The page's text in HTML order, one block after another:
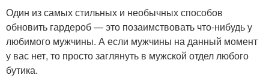
Один из самых стильных и необычных способов
обновить гардероб — это позаимствовать что-нибудь у
любимого мужчины. А если мужчины на данный момент
у вас нет, то просто заглянуть в мужской отдел любого
бутика.